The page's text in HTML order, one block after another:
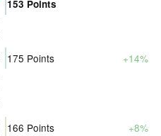
153 Points
175 Points +14%
166 Points +8%